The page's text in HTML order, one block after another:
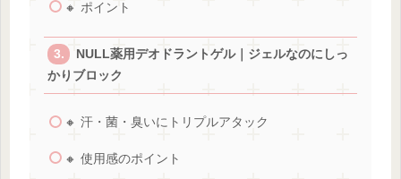
🔸 ポイント
NULL薬用デオドラントゲル｜ジェルなのにしっ
かりブロック
🔸 汗・菌・臭いにトリプルアタック
🔸 使用感のポイント